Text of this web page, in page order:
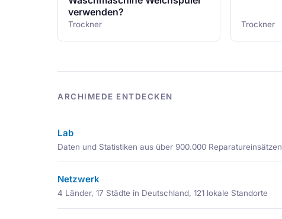
verwenden?
Trockner Trockner
ARCHIMEDE ENTDECKEN
Lab
Daten und Statistiken aus über 900.000 Reparatureinsätzen
Netzwerk
4 Länder, 17 Städte in Deutschland, 121 lokale Standorte